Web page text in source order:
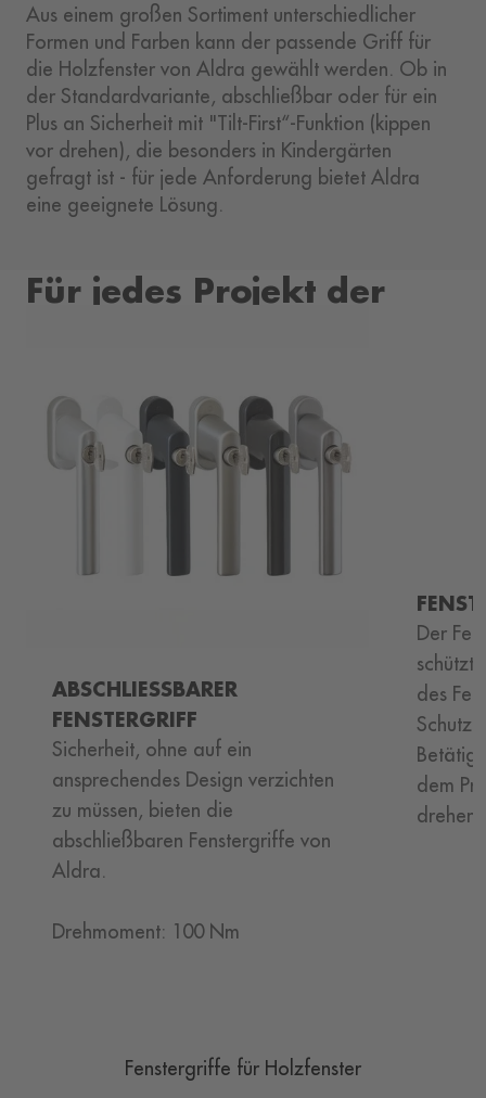
Aus einem großen Sortiment unterschiedlicher
Formen und Farben kann der passende Griff für
die Holzfenster von Aldra gewählt werden. Ob in
der Standardvariante, abschließbar oder für ein
Plus an Sicherheit mit "Tilt-First“-Funktion (kippen
vor drehen), die besonders in Kindergärten
gefragt ist - für jede Anforderung bietet Aldra
eine geeignete Lösung.
Für jedes Projekt der
ABSCHLIESSBARER F
ENSTERGRIFF
Sicherheit, ohne auf ein
ansprechendes Design verzichten
zu müssen, bieten die
abschließbaren Fenstergriffe von
Aldra.
Drehmoment: 100 Nm
Der
schützt
des
dem
Fenstergriffe für Holzfenster